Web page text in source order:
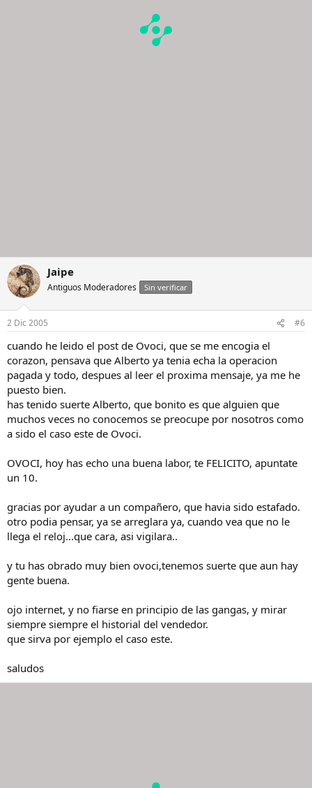
Jaipe
Antiguos Moderadores Sin verificar
2 Dic 2005 #6
cuando he leido el post de Ovoci, que se me encogia el
corazon, pensava que Alberto ya tenia echa la operacion
pagada y todo, despues al leer el proxima mensaje, ya me he
puesto bien.
has tenido suerte Alberto, que bonito es que alguien que
muchos veces no conocemos se preocupe por nosotros como
a sido el caso este de Ovoci.
OVOCI, hoy has echo una buena labor, te FELICITO, apuntate
un 10.
gracias por ayudar a un compañero, que havia sido estafado.
otro podia pensar, ya se arreglara ya, cuando vea que no le
llega el reloj...que cara, asi vigilara..
y tu has obrado muy bien ovoci,tenemos suerte que aun hay
gente buena.
ojo internet, y no fiarse en principio de las gangas, y mirar
siempre siempre el historial del vendedor.
que sirva por ejemplo el caso este.
saludos